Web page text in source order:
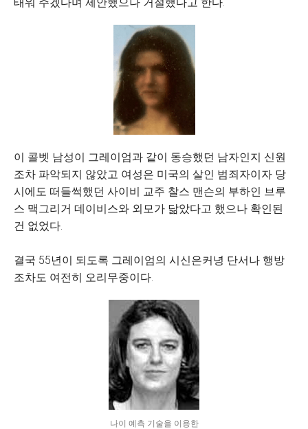
이 콜벳 남성이 그레이엄과 같이 동승했던 남자인지 신원
조차 파악되지 않았고 여성은 미국의 살인 범죄자이자 당
시에도 떠들썩했던 사이비 교주 찰스 맨슨의 부하인 브루
스 맥그리거 데이비스와 외모가 닮았다고 했으나 확인된
건 없었다.
결국 55년이 되도록 그레이엄의 시신은커녕 단서나 행방
조차도 여전히 오리무중이다.
나이 예측 기술을 이용한